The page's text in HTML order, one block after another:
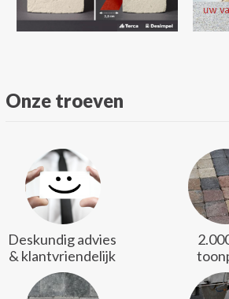
Onze troeven
Deskundig advies
& klantvriendelijk